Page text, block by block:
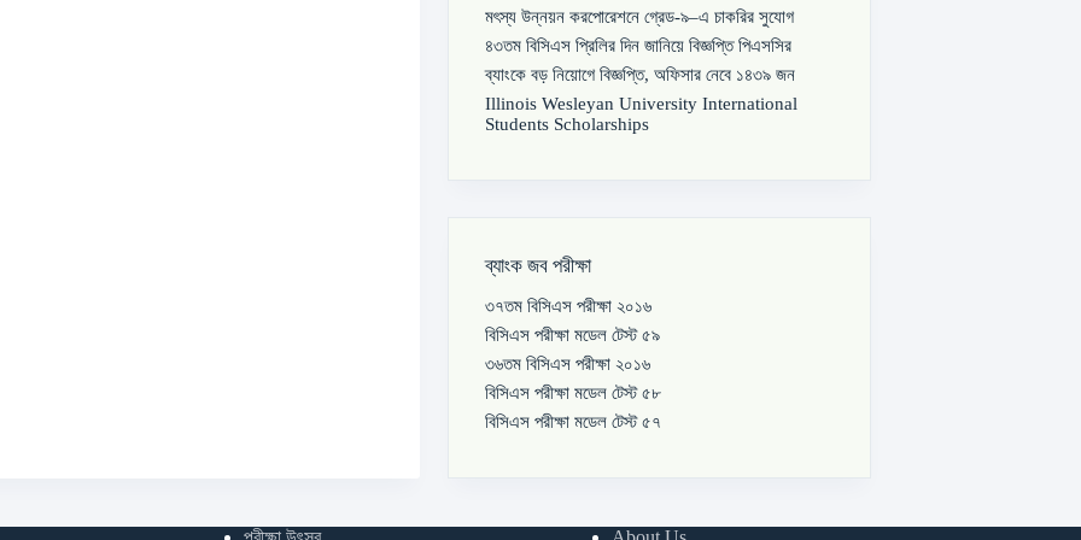
মৎস্য উন্নয়ন করপোরেশনে গ্রেড-৯–এ চাকরির সুযোগ
৪৩তম বিসিএস প্রিলির দিন জানিয়ে বিজ্ঞপ্তি পিএসসির
ব্যাংকে বড় নিয়োগে বিজ্ঞপ্তি, অফিসার নেবে ১৪৩৯ জন
Illinois Wesleyan University International
Students Scholarships
ব্যাংক জব পরীক্ষা
৩৭তম বিসিএস পরীক্ষা ২০১৬
বিসিএস পরীক্ষা মডেল টেস্ট ৫৯
৩৬তম বিসিএস পরীক্ষা ২০১৬
বিসিএস পরীক্ষা মডেল টেস্ট ৫৮
বিসিএস পরীক্ষা মডেল টেস্ট ৫৭